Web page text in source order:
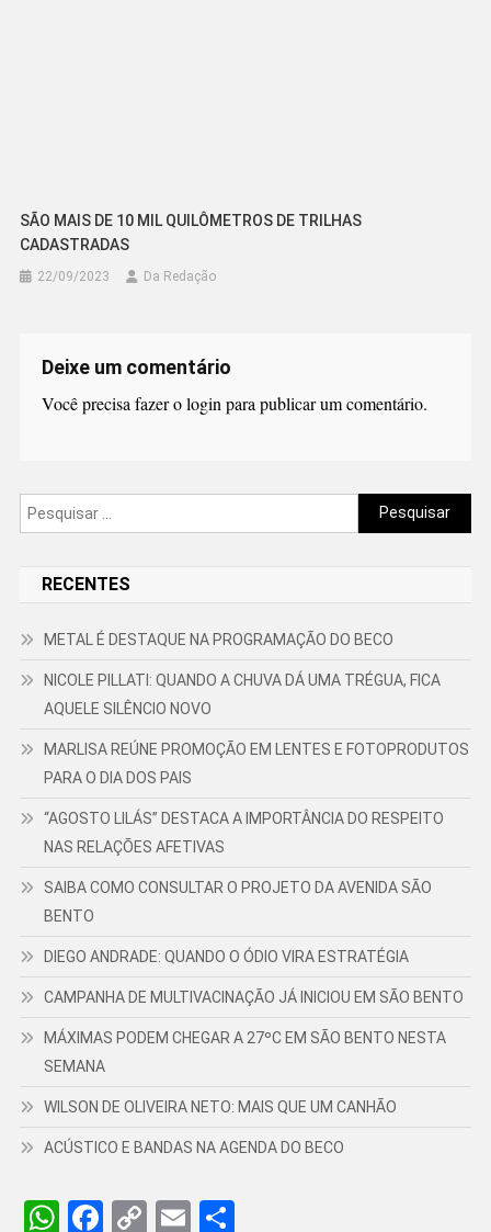
SÃO MAIS DE 10 MIL QUILÔMETROS DE TRILHAS
CADASTRADAS
22/09/2023 Da Redação
Deixe um comentário
Você precisa fazer ologin para publicar um comentário.
Pesquisar
por:
RECENTES
METAL É DESTAQUE NA PROGRAMAÇÃO DO BECO
NICOLE PILLATI: QUANDO A CHUVA DÁ UMA TRÉGUA, FICA
AQUELE SILÊNCIO NOVO
MARLISA REÚNE PROMOÇÃO EM LENTES E FOTOPRODUTOS
PARA O DIA DOS PAIS
“AGOSTO LILÁS” DESTACA A IMPORTÂNCIA DO RESPEITO
NAS RELAÇÕES AFETIVAS
SAIBA COMO CONSULTAR O PROJETO DA AVENIDA SÃO
BENTO
DIEGO ANDRADE: QUANDO O ÓDIO VIRA ESTRATÉGIA
CAMPANHA DE MULTIVACINAÇÃO JÁ INICIOU EM SÃO BENTO
MÁXIMAS PODEM CHEGAR A 27ºC EM SÃO BENTO NESTA
SEMANA
WILSON DE OLIVEIRA NETO: MAIS QUE UM CANHÃO
ACÚSTICO E BANDAS NA AGENDA DO BECO
WhatsApp
Facebook
CopyEmailShare